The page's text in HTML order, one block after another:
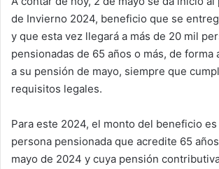
de Invierno 2024, beneficio que se
y que esta vez llegará a más de 20 mil
pensionadas de 65 años o más, de forma
a su pensión de mayo, siempre que
requisitos legales.
Para este 2024, el monto del beneficio
persona pensionada que acredite 65
mayo de 2024 y cuya pensión